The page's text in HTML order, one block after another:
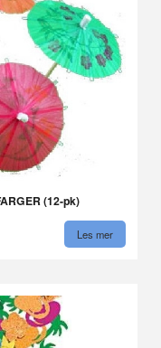
(12-pk)
Les mer